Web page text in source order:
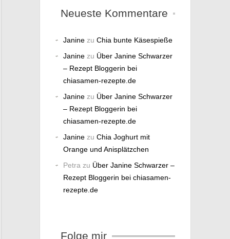
Neueste Kommentare
Janinezu Chia bunte Käsespieße
Janinezu Über Janine Schwarzer
– Rezept Bloggerin bei
chiasamen-rezepte.de
Janinezu Über Janine Schwarzer
– Rezept Bloggerin bei
chiasamen-rezepte.de
Janinezu Chia Joghurt mit
Orange und Anisplätzchen
Petra zu Über Janine Schwarzer –
Rezept Bloggerin bei chiasamen-
rezepte.de
Folge mir